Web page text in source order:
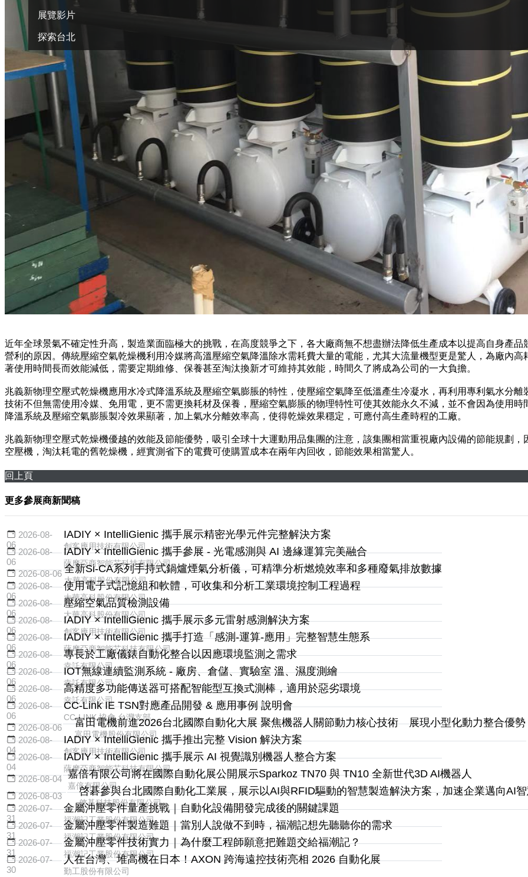
展覽影片
探索台北
近年全球景氣不確定性升高，製造業面臨極大的挑戰，在高度競爭之下，各大廠商無不想盡辦法降低生產成本以提高自身產
營利的原因。傳統壓縮空氣乾燥機利用冷媒將高溫壓縮空氣降溫除水需耗費大量的電能，尤其大流量機型更是驚人，為廠內
著使用時間長而效能減低，需要定期維修、保養甚至淘汰換新才可維持其效能，時間久了將成為公司的一大負擔。
兆義新物理空壓式乾燥機應用水冷式降溫系統及壓縮空氣膨脹的特性，使壓縮空氣降至低溫產生冷凝水，再利用專利氣水分
技術不但無需使用冷媒、免用電，更不需更換耗材及保養，壓縮空氣膨脹的物理特性可使其效能永久不減，並不會因為使用
降溫系統及壓縮空氣膨脹製冷效果顯著，加上氣水分離效率高，使得乾燥效果穩定，可應付高生產時程的工廠。
兆義新物理空壓式乾燥機優越的效能及節能優勢，吸引全球十大運動用品集團的注意，該集團相當重視廠內設備的節能規劃
空壓機，淘汰耗電的舊乾燥機，經實測省下的電費可使購置成本在兩年內回收，節能效果相當驚人。
回上頁
更多參展商新聞稿
2026-08-
06
IADIY × IntelliGienic 攜手展示精密光學元件完整解決方案
創客應用技術有限公司
2026-08-
06
IADIY × IntelliGienic 攜手參展 - 光電感測與 AI 邊緣運算完美融合
薩摩亞商智能芯科技有限公司
2026-08-06 全新Si-CA系列手持式鍋爐煙氣分析儀，可精準分析燃燒效率和多種廢氣排放數據
大華高科股份有限公司
2026-08-
06
使用電子式記憶組和軟體，可收集和分析工業環境控制工程過程
大華高科股份有限公司
2026-08-
06
壓縮空氣品質檢測設備
大華高科股份有限公司
2026-08-
06
IADIY × IntelliGienic 攜手展示多元雷射感測解決方案
創客應用技術有限公司
2026-08-
06
IADIY × IntelliGienic 攜手打造「感測-運算-應用」完整智慧生態系
薩摩亞商智能芯科技有限公司
2026-08-
06
專長於工廠儀錶自動化整合以因應環境監測之需求
幸託有限公司
2026-08-
06
IOT無線連續監測系統 - 廠房、倉儲、實驗室 溫、濕度測繪
幸託有限公司
2026-08-
06
高精度多功能傳送器可搭配智能型互換式測棒，適用於惡劣環境
幸託有限公司
2026-08-
06
CC-Link IE TSN對應產品開發 & 應用事例 說明會
CC-LINK 協會 台灣支部
2026-08-06 富田電機前進2026台北國際自動化大展 聚焦機器人關節動力核心技術 展現小型化動力整合優勢
富田電機股份有限公司
2026-08-
04
IADIY × IntelliGienic 攜手推出完整 Vision 解決方案
創客應用技術有限公司
2026-08-
04
IADIY × IntelliGienic 攜手展示 AI 視覺識別機器人整合方案
薩摩亞商智能芯科技有限公司
2026-08-04 嘉倍有限公司將在國際自動化展公開展示Sparkoz TN70 與 TN10 全新世代3D AI機器人
嘉倍有限公司
2026-08-03 啓碁參與台北國際自動化工業展，展示以AI與RFID驅動的智慧製造解決方案，加速企業邁向AI
啓碁科技股份有限公司
2026-07-
31
金屬沖壓零件量產挑戰｜自動化設備開發完成後的關鍵課題
福潮記工業股份有限公司
2026-07-
31
金屬沖壓零件製造難題｜當別人說做不到時，福潮記想先聽聽你的需求
福潮記工業股份有限公司
2026-07-
31
金屬沖壓零件技術實力｜為什麼工程師願意把難題交給福潮記？
福潮記工業股份有限公司
2026-07-
30
人在台灣、堆高機在日本！AXON 跨海遠控技術亮相 2026 自動化展
勤工股份有限公司